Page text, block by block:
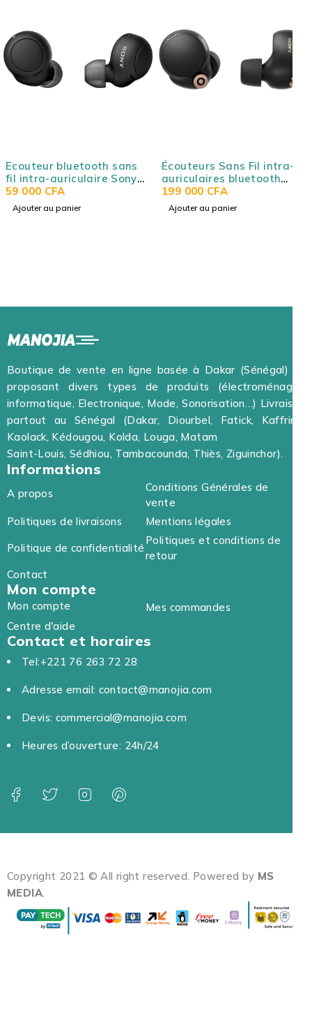
Ecouteur bluetooth sans
fil intra-auriculaire Sony
WFC500
59 000 CFA
Ajouter au panier
Écouteurs Sans Fil intra-
auriculaires bluetooth
avec Réduction de Bruit
Sony WF1000XM4
199 000 CFA
Ajouter au panier
Boutique de vente en ligne basée à Dakar (Sénégal) et
proposant divers types de produits (électroménager,
informatique, Electronique, Mode, Sonorisation…) Livraison
partout au Sénégal (Dakar, Diourbel, Fatick, Kaffrine,
Kaolack, Kédougou, Kolda, Louga, Matam
Saint-Louis, Sédhiou, Tambacounda, Thiès, Ziguinchor).
Informations
A propos
Conditions Générales de
vente
Politiques de livraisons
Mentions légales
Politique de confidentialité
Politiques et conditions de
retour
Contact
Mon compte
Mon compte
Mes commandes
Centre d'aide
Contact et horaires
Tel:+221 76 263 72 28
Adresse email: contact@manojia.com
Devis: commercial@manojia.com
Heures d’ouverture: 24h/24
Copyright 2021 © All right reserved. Powered by MS
MEDIA.